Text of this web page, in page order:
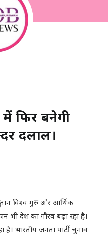
फिर बनेगी
दलाल।
विश्व गुरु और आर्थिक
भी देश का गौरव बढ़ा रहा है।
भारतीय जनता पार्टी चुनाव